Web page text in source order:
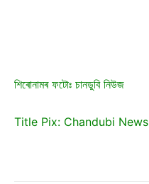
শিৰোনামৰ ফটোঃ চানডুবি নিউজ
Title Pix: Chandubi News